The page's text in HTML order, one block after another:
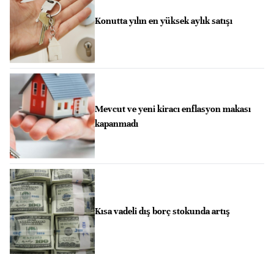
Konutta yılın en yüksek aylık satışı
Mevcut ve yeni kiracı enflasyon makası
kapanmadı
Kısa vadeli dış borç stokunda artış